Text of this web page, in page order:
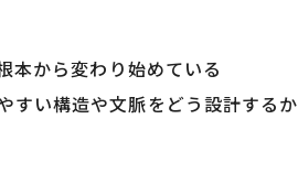
本から変わり始めている
すい構造や文脈をどう設計する